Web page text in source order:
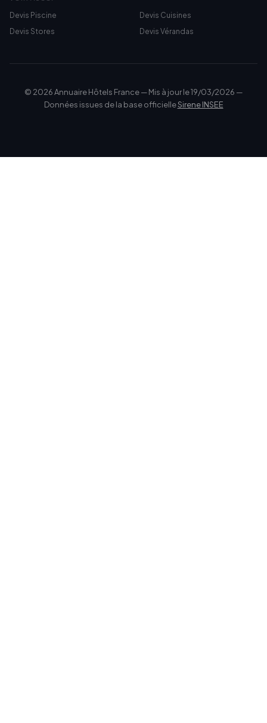
Devis Piscine
Devis Cuisines
Devis Stores
Devis Vérandas
© 2026 Annuaire Hôtels France — Mis à jour le 19/03/2026 —
Données issues de la base officielleSirene INSEE